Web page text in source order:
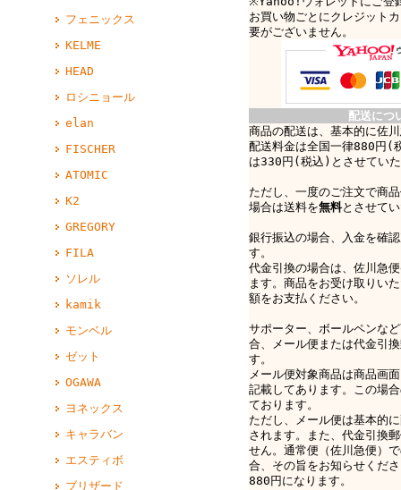
フェニックス
KELME
HEAD
ロシニョール
elan
FISCHER
ATOMIC
K2
GREGORY
FILA
ソレル
kamik
モンベル
ゼット
OGAWA
ヨネックス
キャラバン
エスティボ
ブリザード
お買い物ごとにクレジット
要がございません。
配送につ
商品の配送は、基本的に佐
配送料金は全国一律880円(
は330円(税込)とさせてい
ただし、一度のご注文で商
場合は送料を無料とさせて
銀行振込の場合、入金を確
す。
代金引換の場合は、佐川
ます。商品をお受け取りい
額をお支払ください。
サポーター、ボールペンな
合、メール便または代金引
す。
メール便対象商品は商品画
記載してあります。この場
ております。
ただし、メール便は基本的
されます。また、代金引換
せん。通常便（佐川急便）
合、その旨をお知らせくだ
880円になります。